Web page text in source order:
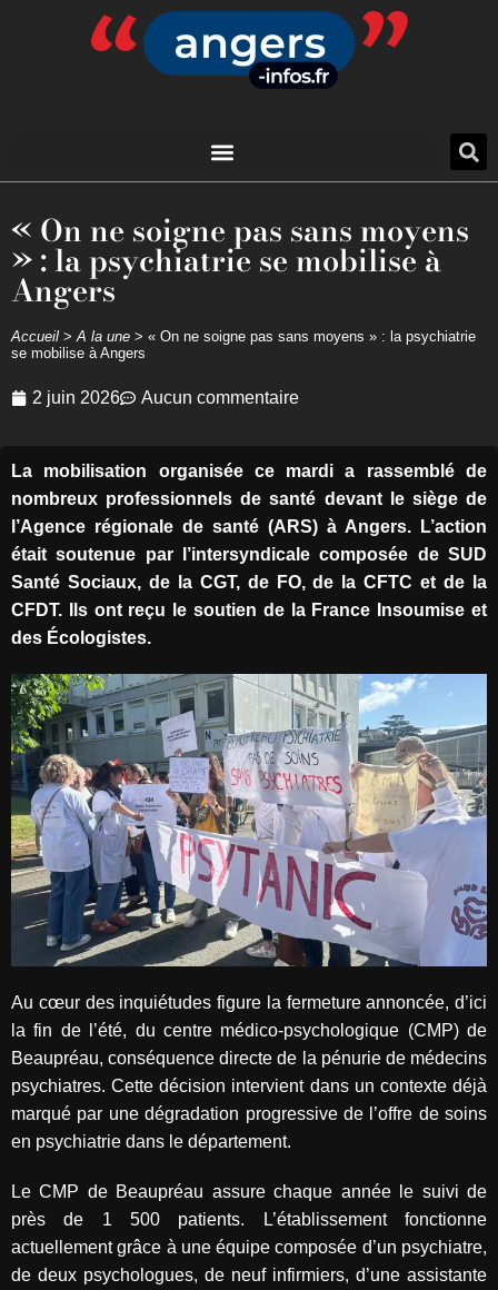
« On ne soigne pas sans moyens
» : la psychiatrie se mobilise à
Angers
Accueil >A la une > « On ne soigne pas sans moyens » : la psychiatrie
se mobilise à Angers
2 juin 2026 Aucun commentaire
La mobilisation organisée ce mardi a rassemblé de
nombreux professionnels de santé devant le siège de
l’Agence régionale de santé (ARS) à Angers. L’action
était soutenue par l’intersyndicale composée de SUD
Santé Sociaux, de la CGT, de FO, de la CFTC et de la
CFDT. Ils ont reçu le soutien de la France Insoumise et
des Écologistes.
Au cœur des inquiétudes figure la fermeture annoncée, d’ici
la fin de l’été, du centre médico-psychologique (CMP) de
Beaupréau, conséquence directe de la pénurie de médecins
psychiatres. Cette décision intervient dans un contexte déjà
marqué par une dégradation progressive de l’offre de soins
en psychiatrie dans le département.
Le CMP de Beaupréau assure chaque année le suivi de
près de 1 500 patients. L’établissement fonctionne
actuellement grâce à une équipe composée d’un psychiatre,
de deux psychologues, de neuf infirmiers, d’une assistante